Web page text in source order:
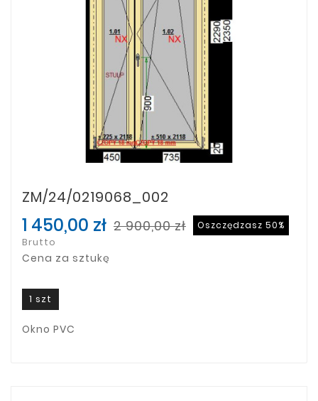
ZM/24/0219068_002
1 450,00 zł 2 900,00 zł Oszczędzasz 50%
Brutto
Cena za sztukę
1 szt
Okno PVC